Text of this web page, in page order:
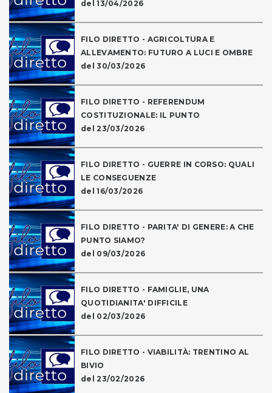
del 13/04/2026
FILO DIRETTO - AGRICOLTURA E
ALLEVAMENTO: FUTURO A LUCI E OMBRE
del 30/03/2026
FILO DIRETTO - REFERENDUM
COSTITUZIONALE: IL PUNTO
del 23/03/2026
FILO DIRETTO - GUERRE IN CORSO: QUALI
LE CONSEGUENZE
del 16/03/2026
FILO DIRETTO - PARITA' DI GENERE: A CHE
PUNTO SIAMO?
del 09/03/2026
FILO DIRETTO - FAMIGLIE, UNA
QUOTIDIANITA' DIFFICILE
del 02/03/2026
FILO DIRETTO - VIABILITÀ: TRENTINO AL
BIVIO
del 23/02/2026